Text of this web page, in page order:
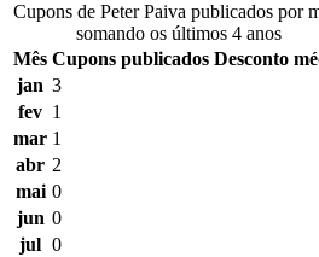
Cupons de Peter Paiva publicados por
somando os últimos 4 anos
Mês Cupons publicados Desconto
jan 3
fev 1
mar 1
abr 2
mai 0
jun 0
jul 0